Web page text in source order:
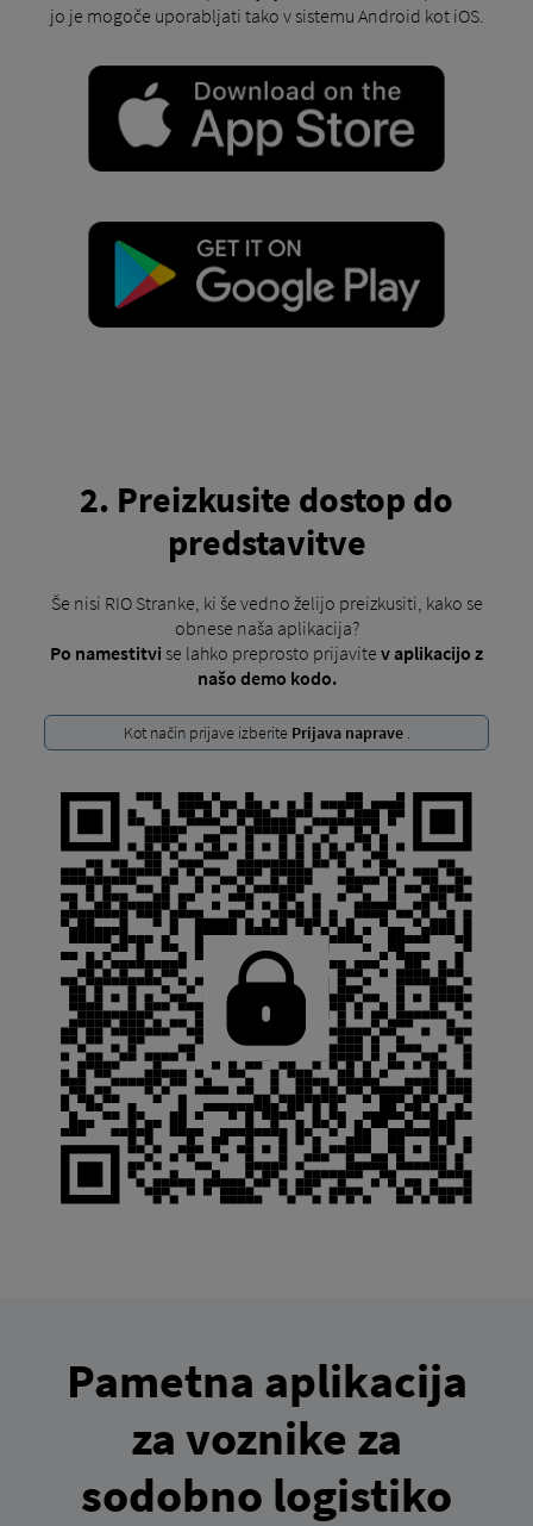
jo je mogoče uporabljati tako v sistemu Android kot iOS.
2. Preizkusite dostop do
predstavitve
Še nisi RIO Stranke, ki še vedno želijo preizkusiti, kako se
obnese naša aplikacija?
Po namestitvi se lahko preprosto prijavite v aplikacijo z
našo demo kodo.
Kot način prijave izberite Prijava naprave.
Pametna aplikacija
za voznike za
sodobno logistiko